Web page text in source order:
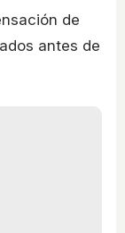
de
antes de